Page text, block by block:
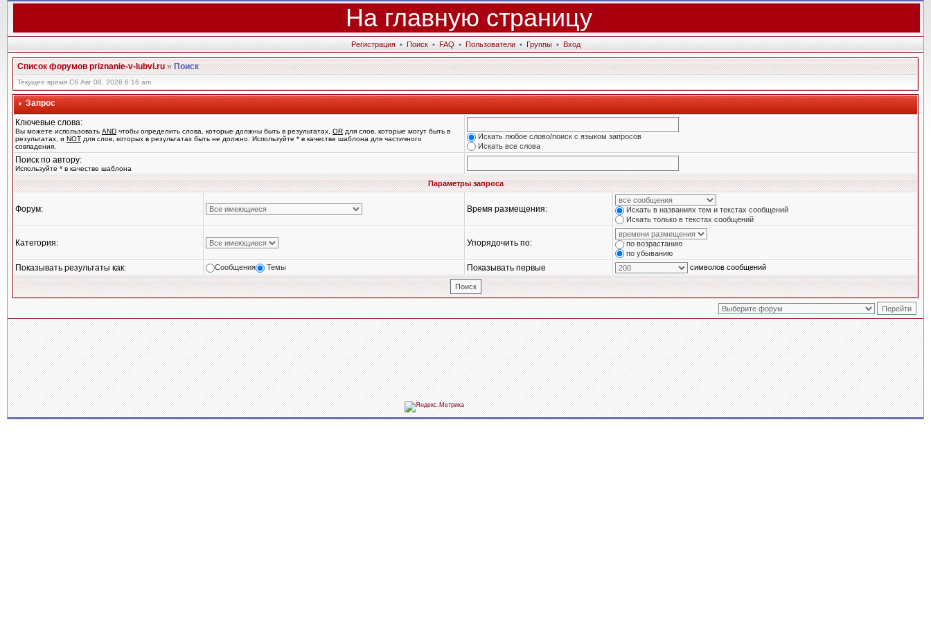
На главную страницу
Регистрация • Поиск • FAQ • Пользователи • Группы • Вход
Список форумов priznanie-v-lubvi.ru»Поиск
Текущее время Сб Авг 08, 2026 6:16 am
Запрос
Ключевые слова:
Вы можете использовать AND чтобы определить слова, которые должны быть в результатах, OR для слов, которые могут быть в
результатах, и NOT для слов, которых в результатах быть не должно. Используйте * в качестве шаблона для частичного
совпадения.
Искать любое слово/поиск с языком запросов
Искать все слова
Поиск по автору:
Используйте * в качестве шаблона
Параметры запроса
Форум: Время размещения:
Искать в названиях тем и текстах сообщений
Искать только в текстах сообщений
Категория: Упорядочить по:
по возрастанию
по убыванию
Показывать результаты как: Сообщения Темы Показывать первые символов сообщений